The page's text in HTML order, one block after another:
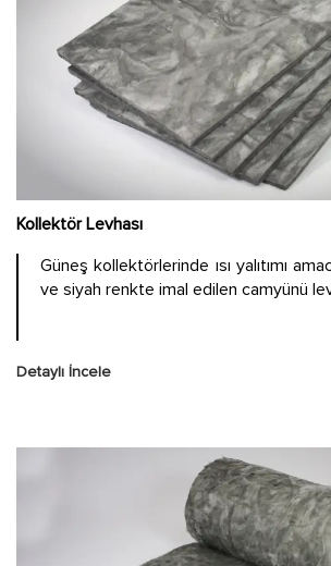
Kollektör Levhası
Güneş kollektörlerinde ısı yalıtımı
ve siyah renkte imal edilen camyünü
Detaylı İncele